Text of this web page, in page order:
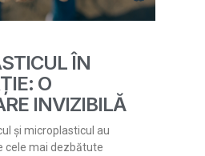
ÎN
O
INVIZIBILĂ
și microplasticul au
cele mai dezbătute